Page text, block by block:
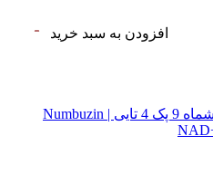
افزودن به سبد خرید
ماسک صورت لیفتینگ نامبوزین شماه 9 پک 4 تایی | Numbuzin